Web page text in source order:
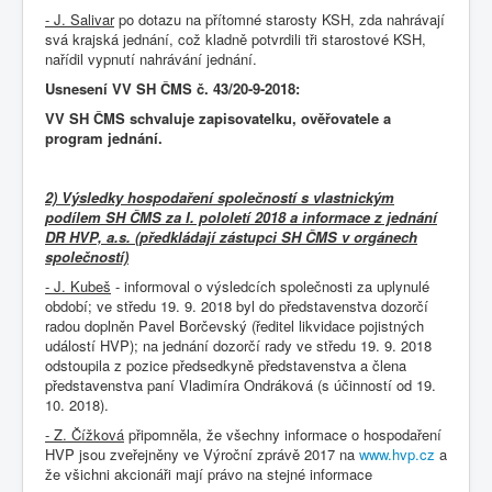
- J. Salivarpo dotazu na přítomné starosty KSH, zda nahrávají
svá krajská jednání, což kladně potvrdili tři starostové KSH,
nařídil vypnutí nahrávání jednání.
Usnesení VV SH ČMS č. 43/20-9-2018:
VV SH ČMS schvaluje zapisovatelku, ověřovatele a
program jednání.
2) Výsledky hospodaření společností s vlastnickým
podílem SH ČMS za I. pololetí 2018 a informace z jednání
DR HVP, a.s. (předkládají zástupci SH ČMS v orgánech
společností)
- J. Kubeš - informoval o výsledcích společnosti za uplynulé
období; ve středu 19. 9. 2018 byl do představenstva dozorčí
radou doplněn Pavel Borčevský (ředitel likvidace pojistných
událostí HVP); na jednání dozorčí rady ve středu 19. 9. 2018
odstoupila z pozice předsedkyně představenstva a člena
představenstva paní Vladimíra Ondráková (s účinností od 19.
10. 2018).
- Z. Čížková připomněla, že všechny informace o hospodaření
HVP jsou zveřejněny ve Výroční zprávě 2017 na www.hvp.cz a
že všichni akcionáři mají právo na stejné informace